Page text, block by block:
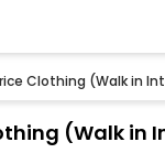
Clothing (Walk in
(Walk in